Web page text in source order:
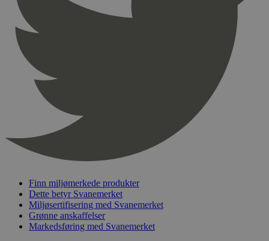
Finn miljømerkede produkter
Dette betyr Svanemerket
Miljøsertifisering med Svanemerket
Grønne anskaffelser
Markedsføring med Svanemerket